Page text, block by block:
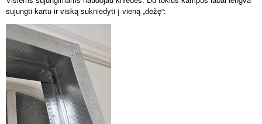
sujungti kartu ir viską sukniedyti į vieną „dėžę“: